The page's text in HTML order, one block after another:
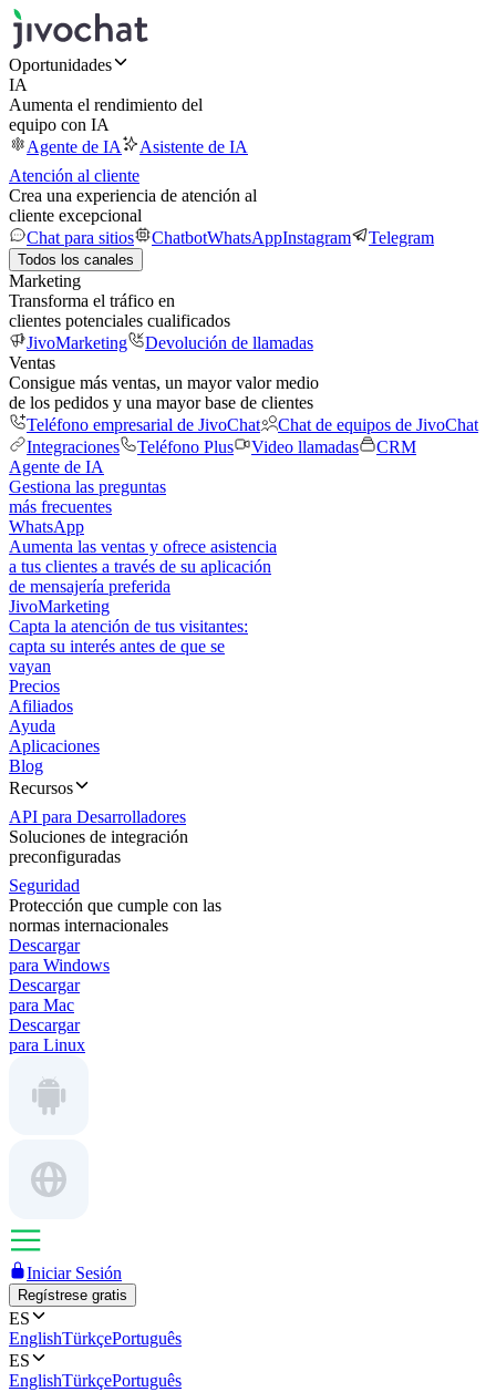
Oportunidades
IA
Aumenta el rendimiento del
equipo con IA
Agente de IA
Asistente de IA
Atención al cliente
Crea una experiencia de atención al
cliente excepcional
Chat para sitios
ChatbotWhatsAppInstagram Telegram
Todos los canales
Marketing
Transforma el tráfico en
clientes potenciales cualificados
JivoMarketing
Devolución de llamadas
Ventas
Consigue más ventas, un mayor valor medio
de los pedidos y una mayor base de clientes
Teléfono empresarial de JivoChat
Chat de equipos de JivoChat
Integraciones
Teléfono Plus Video llamadas
CRM
Agente de IA
Gestiona las preguntas
más frecuentes
WhatsApp
Aumenta las ventas y ofrece asistencia
a tus clientes a través de su aplicación
de mensajería preferida
JivoMarketing
Capta la atención de tus visitantes:
capta su interés antes de que se
vayan
Precios
Afiliados
Ayuda
Aplicaciones
Blog
Recursos
API para Desarrolladores
Soluciones de integración
preconfiguradas
Seguridad
Protección que cumple con las
normas internacionales
Descargar
para Windows
Descargar
para Mac
Descargar
para Linux
Iniciar Sesión
Regístrese gratis
ES
EnglishTürkçePortuguês
ES
EnglishTürkçePortuguês